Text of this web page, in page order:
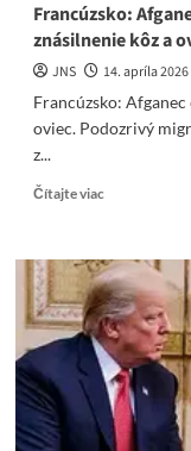
Francúzsko:
znásilnenie kôz a
JNS
14. apríla 2026
Francúzsko:
oviec. Podozrivý
z...
Čítajte viacRead
Francúzsko:
Afganec
čelí
súdnemu
procesu
za
znásilnenie
kôz
a